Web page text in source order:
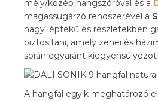
mély/közép hangszóróval és a
magassugárzó rendszerével a
nagy léptékű és részletekben
biztosítani, amely zenei és
során egyaránt
A hangfal egyik meghatározó